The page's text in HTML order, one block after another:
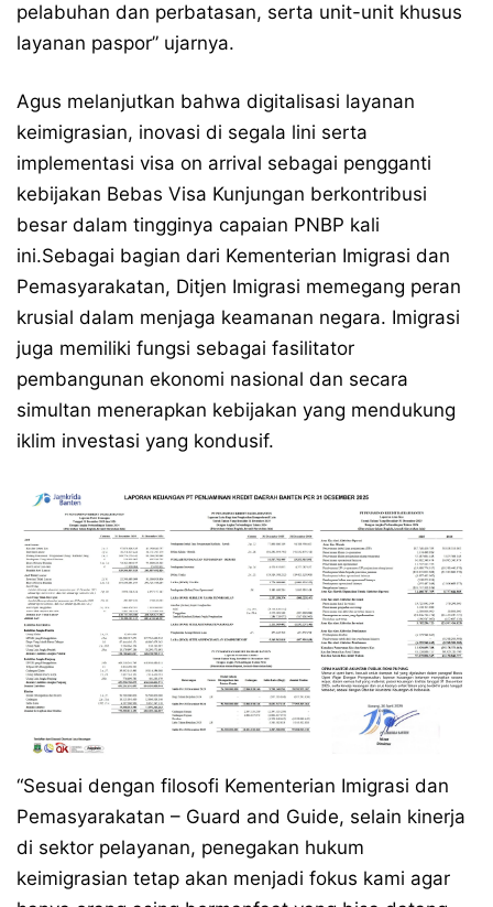
pelabuhan dan perbatasan, serta unit-unit khusus
layanan paspor” ujarnya.
Agus melanjutkan bahwa digitalisasi layanan
keimigrasian, inovasi di segala lini serta
implementasi visa on arrival sebagai pengganti
kebijakan Bebas Visa Kunjungan berkontribusi
besar dalam tingginya capaian PNBP kali
ini.Sebagai bagian dari Kementerian Imigrasi dan
Pemasyarakatan, Ditjen Imigrasi memegang peran
krusial dalam menjaga keamanan negara. Imigrasi
juga memiliki fungsi sebagai fasilitator
pembangunan ekonomi nasional dan secara
simultan menerapkan kebijakan yang mendukung
iklim investasi yang kondusif.
“Sesuai dengan filosofi Kementerian Imigrasi dan
Pemasyarakatan – Guard and Guide, selain kinerja
di sektor pelayanan, penegakan hukum
keimigrasian tetap akan menjadi fokus kami agar